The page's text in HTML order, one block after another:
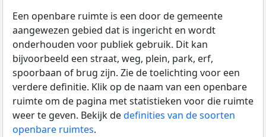
Een openbare ruimte is een door de gemeente
aangewezen gebied dat is ingericht en wordt
onderhouden voor publiek gebruik. Dit kan
bijvoorbeeld een straat, weg, plein, park, erf,
spoorbaan of brug zijn. Zie de toelichting voor een
verdere definitie. Klik op de naam van een openbare
ruimte om de pagina met statistieken voor die ruimte
weer te geven. Bekijk dedefinities van de soorten
openbare ruimtes.